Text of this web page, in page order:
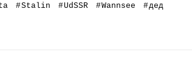
#Stalin #UdSSR #Wannsee #дед